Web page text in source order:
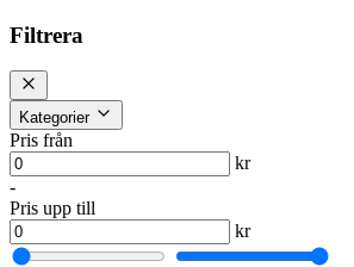
Filtrera
Kategorier
Pris från
kr
-
Pris upp till
kr